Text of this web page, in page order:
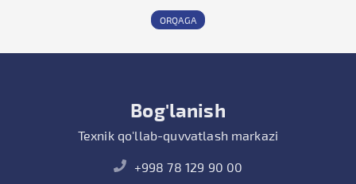
ORQAGA
Bog'lanish
Texnik qo'llab-quvvatlash markazi
+998 78 129 90 00